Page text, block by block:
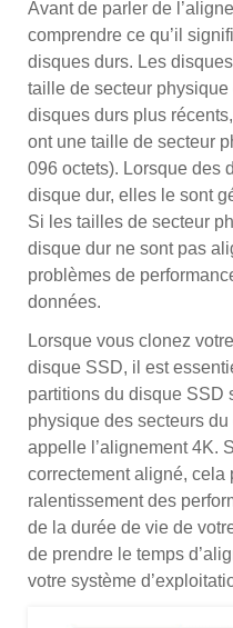
Avant de parler de
comprendre ce qu’il
disques durs. Les
taille de secteur
disques durs plus
ont une taille de secteur
096 octets). Lorsque des
disque dur, elles le sont
Si les tailles de secteur
disque dur ne sont pas
problèmes de
données.
Lorsque vous clonez
disque SSD, il est
partitions du disque SSD
physique des secteurs du
appelle l’alignement 4K.
correctement aligné, cela
ralentissement des
de la durée de vie de
de prendre le temps
votre système